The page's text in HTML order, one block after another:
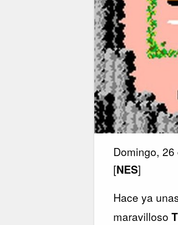
Domingo,
[NES]
Hace ya
maravilloso